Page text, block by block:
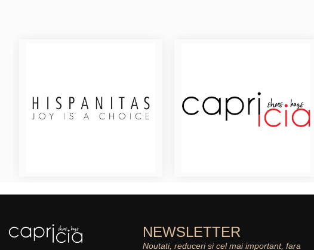
NEWSLETTER
Noutati, reduceri si cel mai important, fara